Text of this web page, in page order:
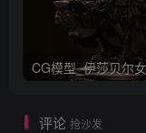
评论 抢沙发